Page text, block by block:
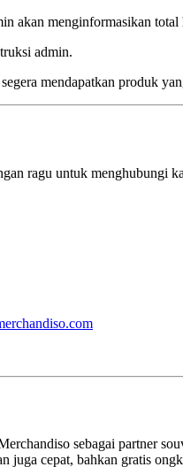
akan menginformasikan
admin.
mendapatkan produk
ragu untuk menghubungi
sebagai partner
juga cepat, bahkan gratis